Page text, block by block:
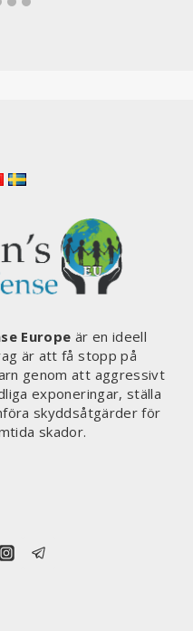
Europe är en ideell
är att få stopp på
genom att aggressivt
exponeringar, ställa
skyddsåtgärder för
skador.